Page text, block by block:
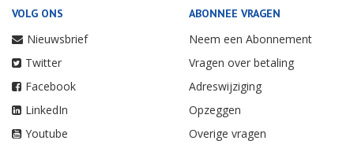
VOLG ONS
Nieuwsbrief
Twitter
Facebook
LinkedIn
Youtube
ABONNEE VRAGEN
Neem een Abonnement
Vragen over betaling
Adreswijziging
Opzeggen
Overige vragen